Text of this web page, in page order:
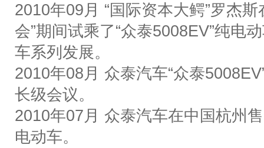
2010年09月 “国际资本大鳄”罗杰斯
会”期间试乘了“众泰5008EV”纯电
车系列发展。
2010年08月 众泰汽车“众泰
长级会议。
2010年07月 众泰汽车在中国杭州
电动车。